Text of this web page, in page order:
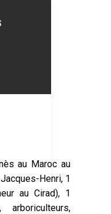
au Maroc au
Henri, 1
au Cirad), 1